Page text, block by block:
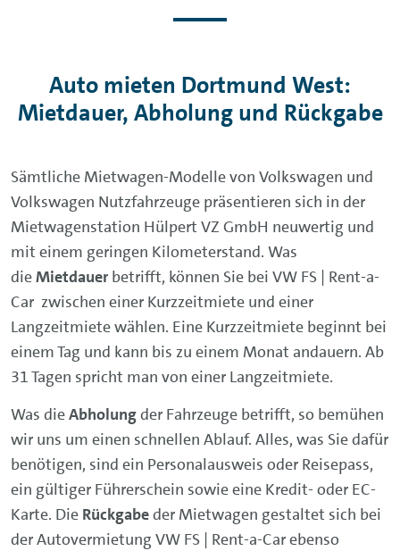
Auto mieten Dortmund West:
Mietdauer, Abholung und Rückgabe
Sämtliche Mietwagen-Modelle von Volkswagen und
Volkswagen Nutzfahrzeuge präsentieren sich in der
Mietwagenstation Hülpert VZ GmbH neuwertig und
mit einem geringen Kilometerstand. Was
dieMietdauer betrifft, können Sie bei VW FS | Rent-a-
Car zwischen einer Kurzzeitmiete und einer
Langzeitmiete wählen. Eine Kurzzeitmiete beginnt bei
einem Tag und kann bis zu einem Monat andauern. Ab
31 Tagen spricht man von einer Langzeitmiete.
Was dieAbholungder Fahrzeuge betrifft, so bemühen
wir uns um einen schnellen Ablauf. Alles, was Sie dafür
benötigen, sind ein Personalausweis oder Reisepass,
ein gültiger Führerschein sowie eine Kredit- oder EC-
Karte. Die Rückgabeder Mietwagen gestaltet sich bei
der Autovermietung VW FS | Rent-a-Car ebenso